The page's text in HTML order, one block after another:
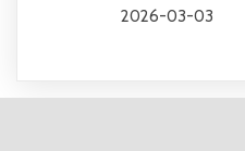
2026-03-03